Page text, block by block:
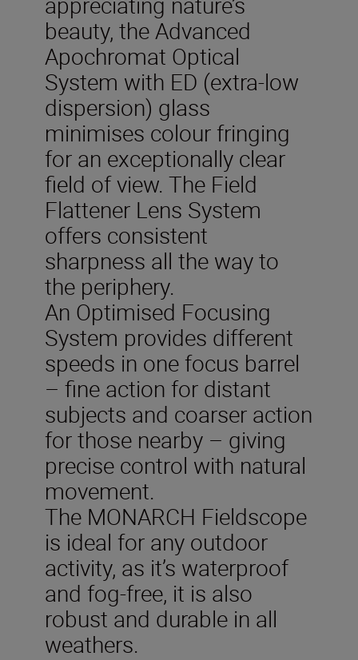
beauty, the Advanced
Apochromat Optical
System with ED (extra-low
dispersion) glass
minimises colour fringing
for an exceptionally clear
field of view. The Field
Flattener Lens System
offers consistent
sharpness all the way to
the periphery.
An Optimised Focusing
System provides different
speeds in one focus barrel
– fine action for distant
subjects and coarser action
for those nearby – giving
precise control with natural
movement.
The MONARCH Fieldscope
is ideal for any outdoor
activity, as it’s waterproof
and fog-free, it is also
robust and durable in all
weathers.